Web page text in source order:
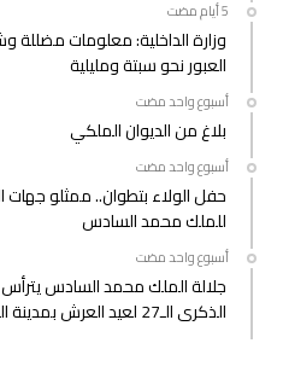
وزارة الداخلية: معلومات مضللة
العبور نحو سبتة ومليلية
‫‫‫‏‫أسبوع واحد مضت‬
بلاغ من الديوان الملكي
‫‫‫‏‫أسبوع واحد مضت‬
حفل الولاء بتطوان.. ممثلو جهات
للملك محمد السادس
‫‫‫‏‫أسبوع واحد مضت‬
جلالة الملك محمد السادس
الذكرى الـ27 لعيد العرش بمدينة المضيق